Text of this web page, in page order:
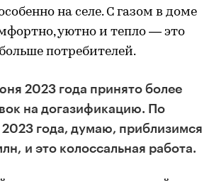
на селе. С газом в доме
уютно и тепло — это
потребителей.
2023 года принято более
на догазификацию. По
2023 года, думаю, приблизимся
и это колоссальная работа.